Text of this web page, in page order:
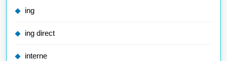
ing
ing direct
interne